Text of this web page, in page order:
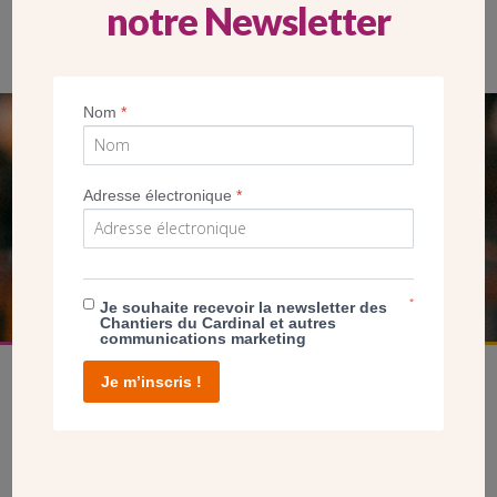
SEUL VOTRE DON
NOUS PERMET D’AGIR
notre Newsletter
Nom*
Adresse électronique*
Je souhaite recevoir la newsletter des
Chantiers du Cardinal et autres
communications marketing
*
Je m’inscris !